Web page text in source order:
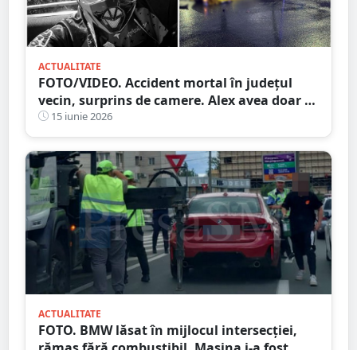
ACTUALITATE
FOTO/VIDEO. Accident mortal în județul
vecin, surprins de camere. Alex avea doar 29
de ani și era pasionat de motoare
15 iunie 2026
ACTUALITATE
FOTO. BMW lăsat în mijlocul intersecției,